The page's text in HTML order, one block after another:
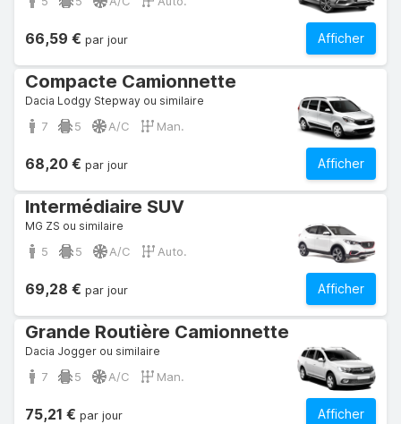
Afficher
66,59 € par jour
Compacte Camionnette
Dacia Lodgy Stepway ou similaire
7 5 A/C Man.
Afficher
68,20 € par jour
Intermédiaire SUV
MG ZS ou similaire
5 5 A/C Auto.
Afficher
69,28 € par jour
Grande Routière Camionnette
Dacia Jogger ou similaire
7 5 A/C Man.
Afficher
75,21 € par jour